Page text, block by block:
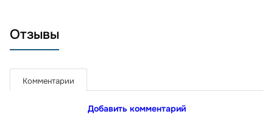
Отзывы
Комментарии
Добавить комментарий